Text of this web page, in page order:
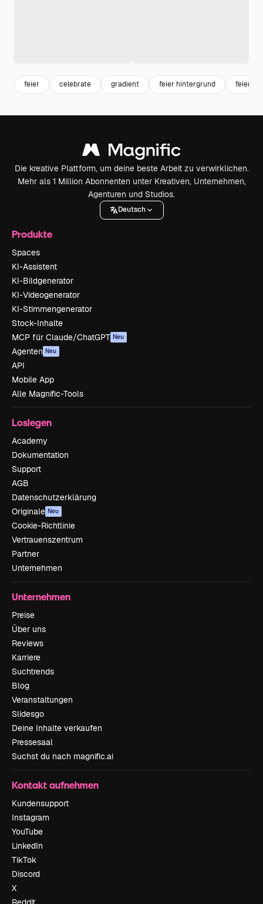
feier celebrate gradient feier hintergrund feiern
Die kreative Plattform, um deine beste Arbeit zu verwirklichen.
Mehr als 1 Million Abonnenten unter Kreativen, Unternehmen,
Agenturen und Studios.
Deutsch
Produkte
Spaces
KI-Assistent
KI-Bildgenerator
KI-Videogenerator
KI-Stimmengenerator
Stock-Inhalte
MCP für Claude/ChatGPT Neu
Agenten Neu
API
Mobile App
Alle Magnific-Tools
Loslegen
Academy
Dokumentation
Support
AGB
Datenschutzerklärung
Originale Neu
Cookie-Richtlinie
Vertrauenszentrum
Partner
Unternehmen
Unternehmen
Preise
Über uns
Reviews
Karriere
Suchtrends
Blog
Veranstaltungen
Slidesgo
Deine Inhalte verkaufen
Pressesaal
Suchst du nach magnific.ai
Kontakt aufnehmen
Kundensupport
Instagram
YouTube
LinkedIn
TikTok
Discord
X